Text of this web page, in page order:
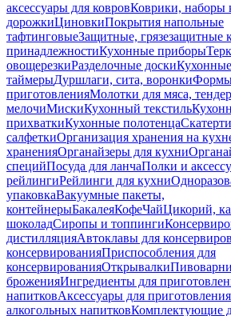
аксессуары для ковровКоврики, наборы
дорожкиЦиновкиПокрытия напольные
тафтинговыеЗащитные, грязезащитные
принадлежностиКухонные приборы
овощерезкиРазделочные доски
таймерыДуршлаги, сита, воронки
приготовленияМолотки для мяса,
мелочиМискиКухонный текстиль
прихваткиКухонные полотенца
салфеткиОрганизация хранения на
храненияОрганайзеры для кухни
специйПосуда для ланчаПолки и
рейлингиРейлинги для кухни
упаковкаВакуумные пакеты,
контейнерыБакалеяКофеЧайЦикорий,
шоколадСиропы и топпинги
дистилляцияАвтоклавы для
консервированияПриспособления для
консервированияОткрывалкиПивоварни
броженияИнгредиенты для
напитковАксессуары для
алкогольных напитковКомплектующие